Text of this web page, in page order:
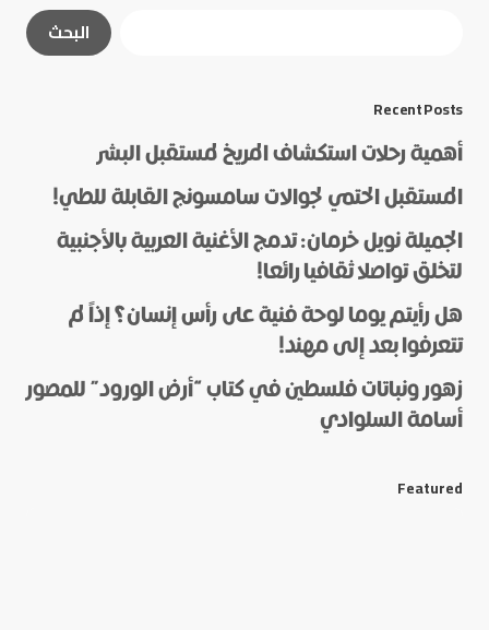
الحقول الإلزامية
Name
*
E-mail
*
البحث
Recent Posts
أهمية رحلات استكشاف المريخ لمستقبل البشر
المستقبل الحتمي لجوالات سامسونج القابلة للطي!
الجميلة نويل خرمان: تدمج الأغنية العربية بالأجنبية
لتخلق تواصلا ثقافيا رائعا!
هل رأيتم يوما لوحة فنية على رأس إنسان؟ إذاً لم
تتعرفوا بعد إلى مهند!
زهور ونباتات فلسطين في كتاب “أرض الورود” للمصور
أسامة السلوادي
Featured